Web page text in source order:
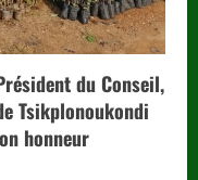
du Conseil,
Tsikplonoukondi
honneur